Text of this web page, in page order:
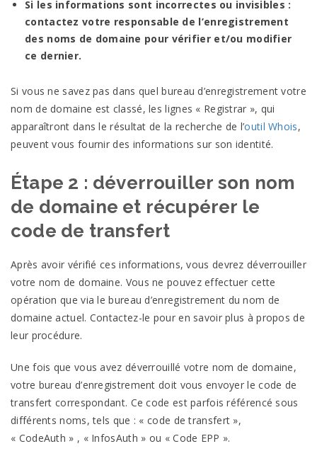
Si les informations sont incorrectes ou invisibles :
contactez votre responsable de l’enregistrement
des noms de domaine pour vérifier et/ou modifier
ce dernier.
Si vous ne savez pas dans quel bureau d’enregistrement votre
nom de domaine est classé, les lignes « Registrar », qui
apparaîtront dans le résultat de la recherche de l’outil Whois,
peuvent vous fournir des informations sur son identité.
Étape 2 : déverrouiller son nom
de domaine et récupérer le
code de transfert
Après avoir vérifié ces informations, vous devrez déverrouiller
votre nom de domaine. Vous ne pouvez effectuer cette
opération que via le bureau d’enregistrement du nom de
domaine actuel. Contactez-le pour en savoir plus à propos de
leur procédure.
Une fois que vous avez déverrouillé votre nom de domaine,
votre bureau d’enregistrement doit vous envoyer le code de
transfert correspondant. Ce code est parfois référencé sous
différents noms, tels que : « code de transfert »,
« CodeAuth » , « InfosAuth » ou « Code EPP ».